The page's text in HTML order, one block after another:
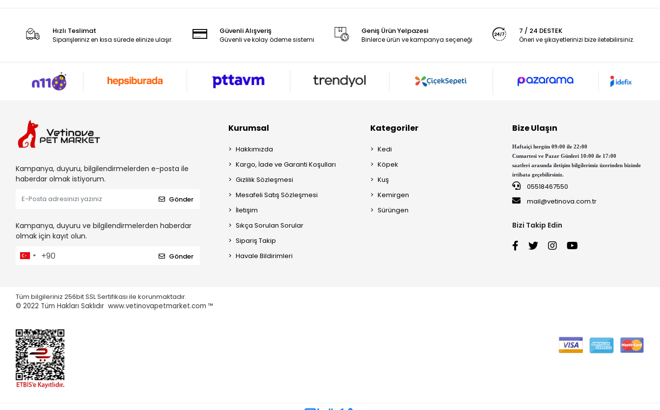
Hızlı Teslimat
Siparişleriniz en kısa sürede elinize ulaşır.
Güvenli Alışveriş
Güvenli ve kolay ödeme sistemi
Geniş Ürün Yelpazesi
Binlerce ürün ve kampanya seçeneği
7 / 24 DESTEK
Öneri ve şikayetlerinizi bize iletebilirsiniz.
Kampanya, duyuru, bilgilendirmelerden e-posta ile
haberdar olmak istiyorum.
Gönder
Kampanya, duyuru ve bilgilendirmelerden haberdar
olmak için kayıt olun.
Gönder
Kurumsal
Hakkımızda
Kargo, İade ve Garanti Koşulları
Gizlilik Sözleşmesi
Mesafeli Satış Sözleşmesi
İletişim
Sıkça Sorulan Sorular
Sipariş Takip
Havale Bildirimleri
Kategoriler
Kedi
Köpek
Kuş
Kemirgen
Sürüngen
Bize Ulaşın
Haftaiçi hergün 09:00 ile 22:00
Cumartesi ve Pazar Günleri 10:00 ile 17:00
saatleri arasında iletişim bilgilerimiz üzerinden bizimle
irtibata geçebilirsiniz.
05518467550
mail@vetinova.com.tr
Bizi Takip Edin
Tüm bilgileriniz 256bit SSL Sertifikası ile korunmaktadır.
© 2022 Tüm Hakları Saklıdır www.vetinovapetmarket.com ™